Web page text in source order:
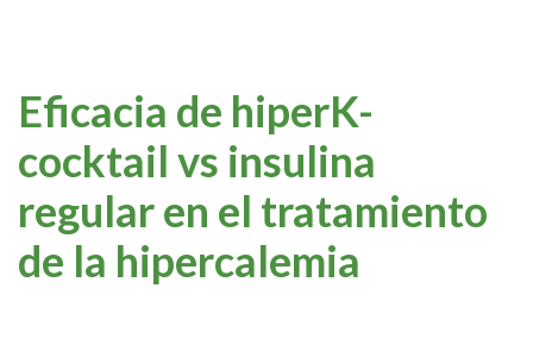
Eficacia de hiperK-
cocktail vs insulina
regular en el tratamiento
de la hipercalemia